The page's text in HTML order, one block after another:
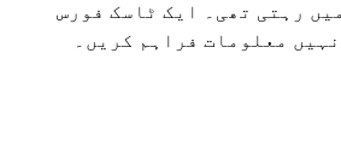
رہتی تھی۔ ایک ٹاسک فورس
معلومات فراہم کریں۔